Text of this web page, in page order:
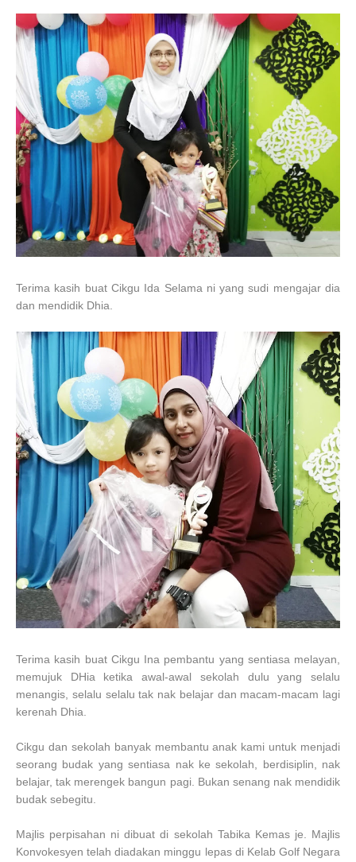
Terima kasih buat Cikgu Ida Selama ni yang sudi mengajar dia
dan mendidik Dhia.
Terima kasih buat Cikgu Ina pembantu yang sentiasa melayan,
memujuk DHia ketika awal-awal sekolah dulu yang selalu
menangis, selalu selalu tak nak belajar dan macam-macam lagi
kerenah Dhia.
Cikgu dan sekolah banyak membantu anak kami untuk menjadi
seorang budak yang sentiasa nak ke sekolah, berdisiplin, nak
belajar, tak merengek bangun pagi. Bukan senang nak mendidik
budak sebegitu.
Majlis perpisahan ni dibuat di sekolah Tabika Kemas je. Majlis
Konvokesyen telah diadakan minggu lepas di Kelab Golf Negara